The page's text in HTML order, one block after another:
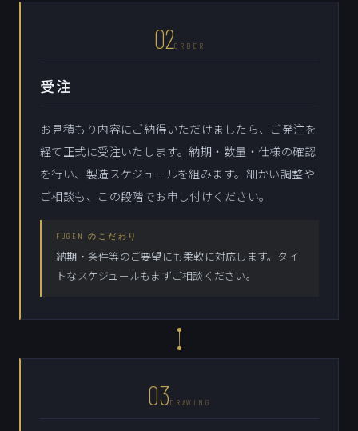
02ORDER
受注
お見積もり内容にご納得いただけましたら、ご発注を
経て正式に受注いたします。納期・数量・仕様の確認
を行い、製造スケジュールを組みます。細かい調整や
ご相談も、この段階でお申し付けください。
FUGEN のこだわり
納期・条件等のご要望にも柔軟に対応します。タイ
トなスケジュールもまずご相談ください。
03DRAWING